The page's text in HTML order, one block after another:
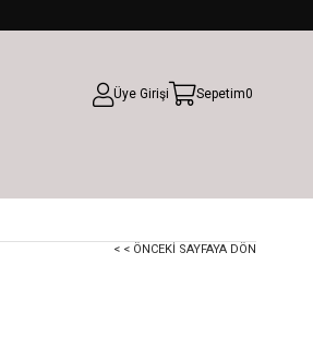
Üye Girişi Sepetim0
< < ÖNCEKI SAYFAYA DÖN